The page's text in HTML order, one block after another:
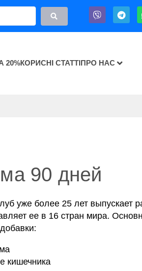
20%КОРИСНІ СТАТТІПРО НАС
90 дней
уже более 25 лет выпускает
ее в 16 стран мира.
кишечника